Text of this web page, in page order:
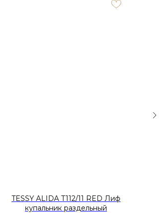
TESSY ALIDA T112/11 RED Лиф
купальник раздельный